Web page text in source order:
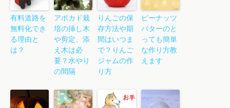
有料道路を
無料化でき
る理由と
は？
アボカド栽
培の挿し木
や剪定、添
え木は必
要？水やり
の間隔
りんごの保
存方法や期
間はいつま
で？りんご
ジャムの作
り方
ピーナッツ
バターのと
っても簡単
な作り方教
えます